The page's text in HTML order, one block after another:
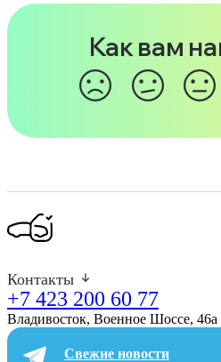
Как вам
Контакты
+7 423 200 60 77
Владивосток, Военное Шоссе, 46а​
Свежие новости